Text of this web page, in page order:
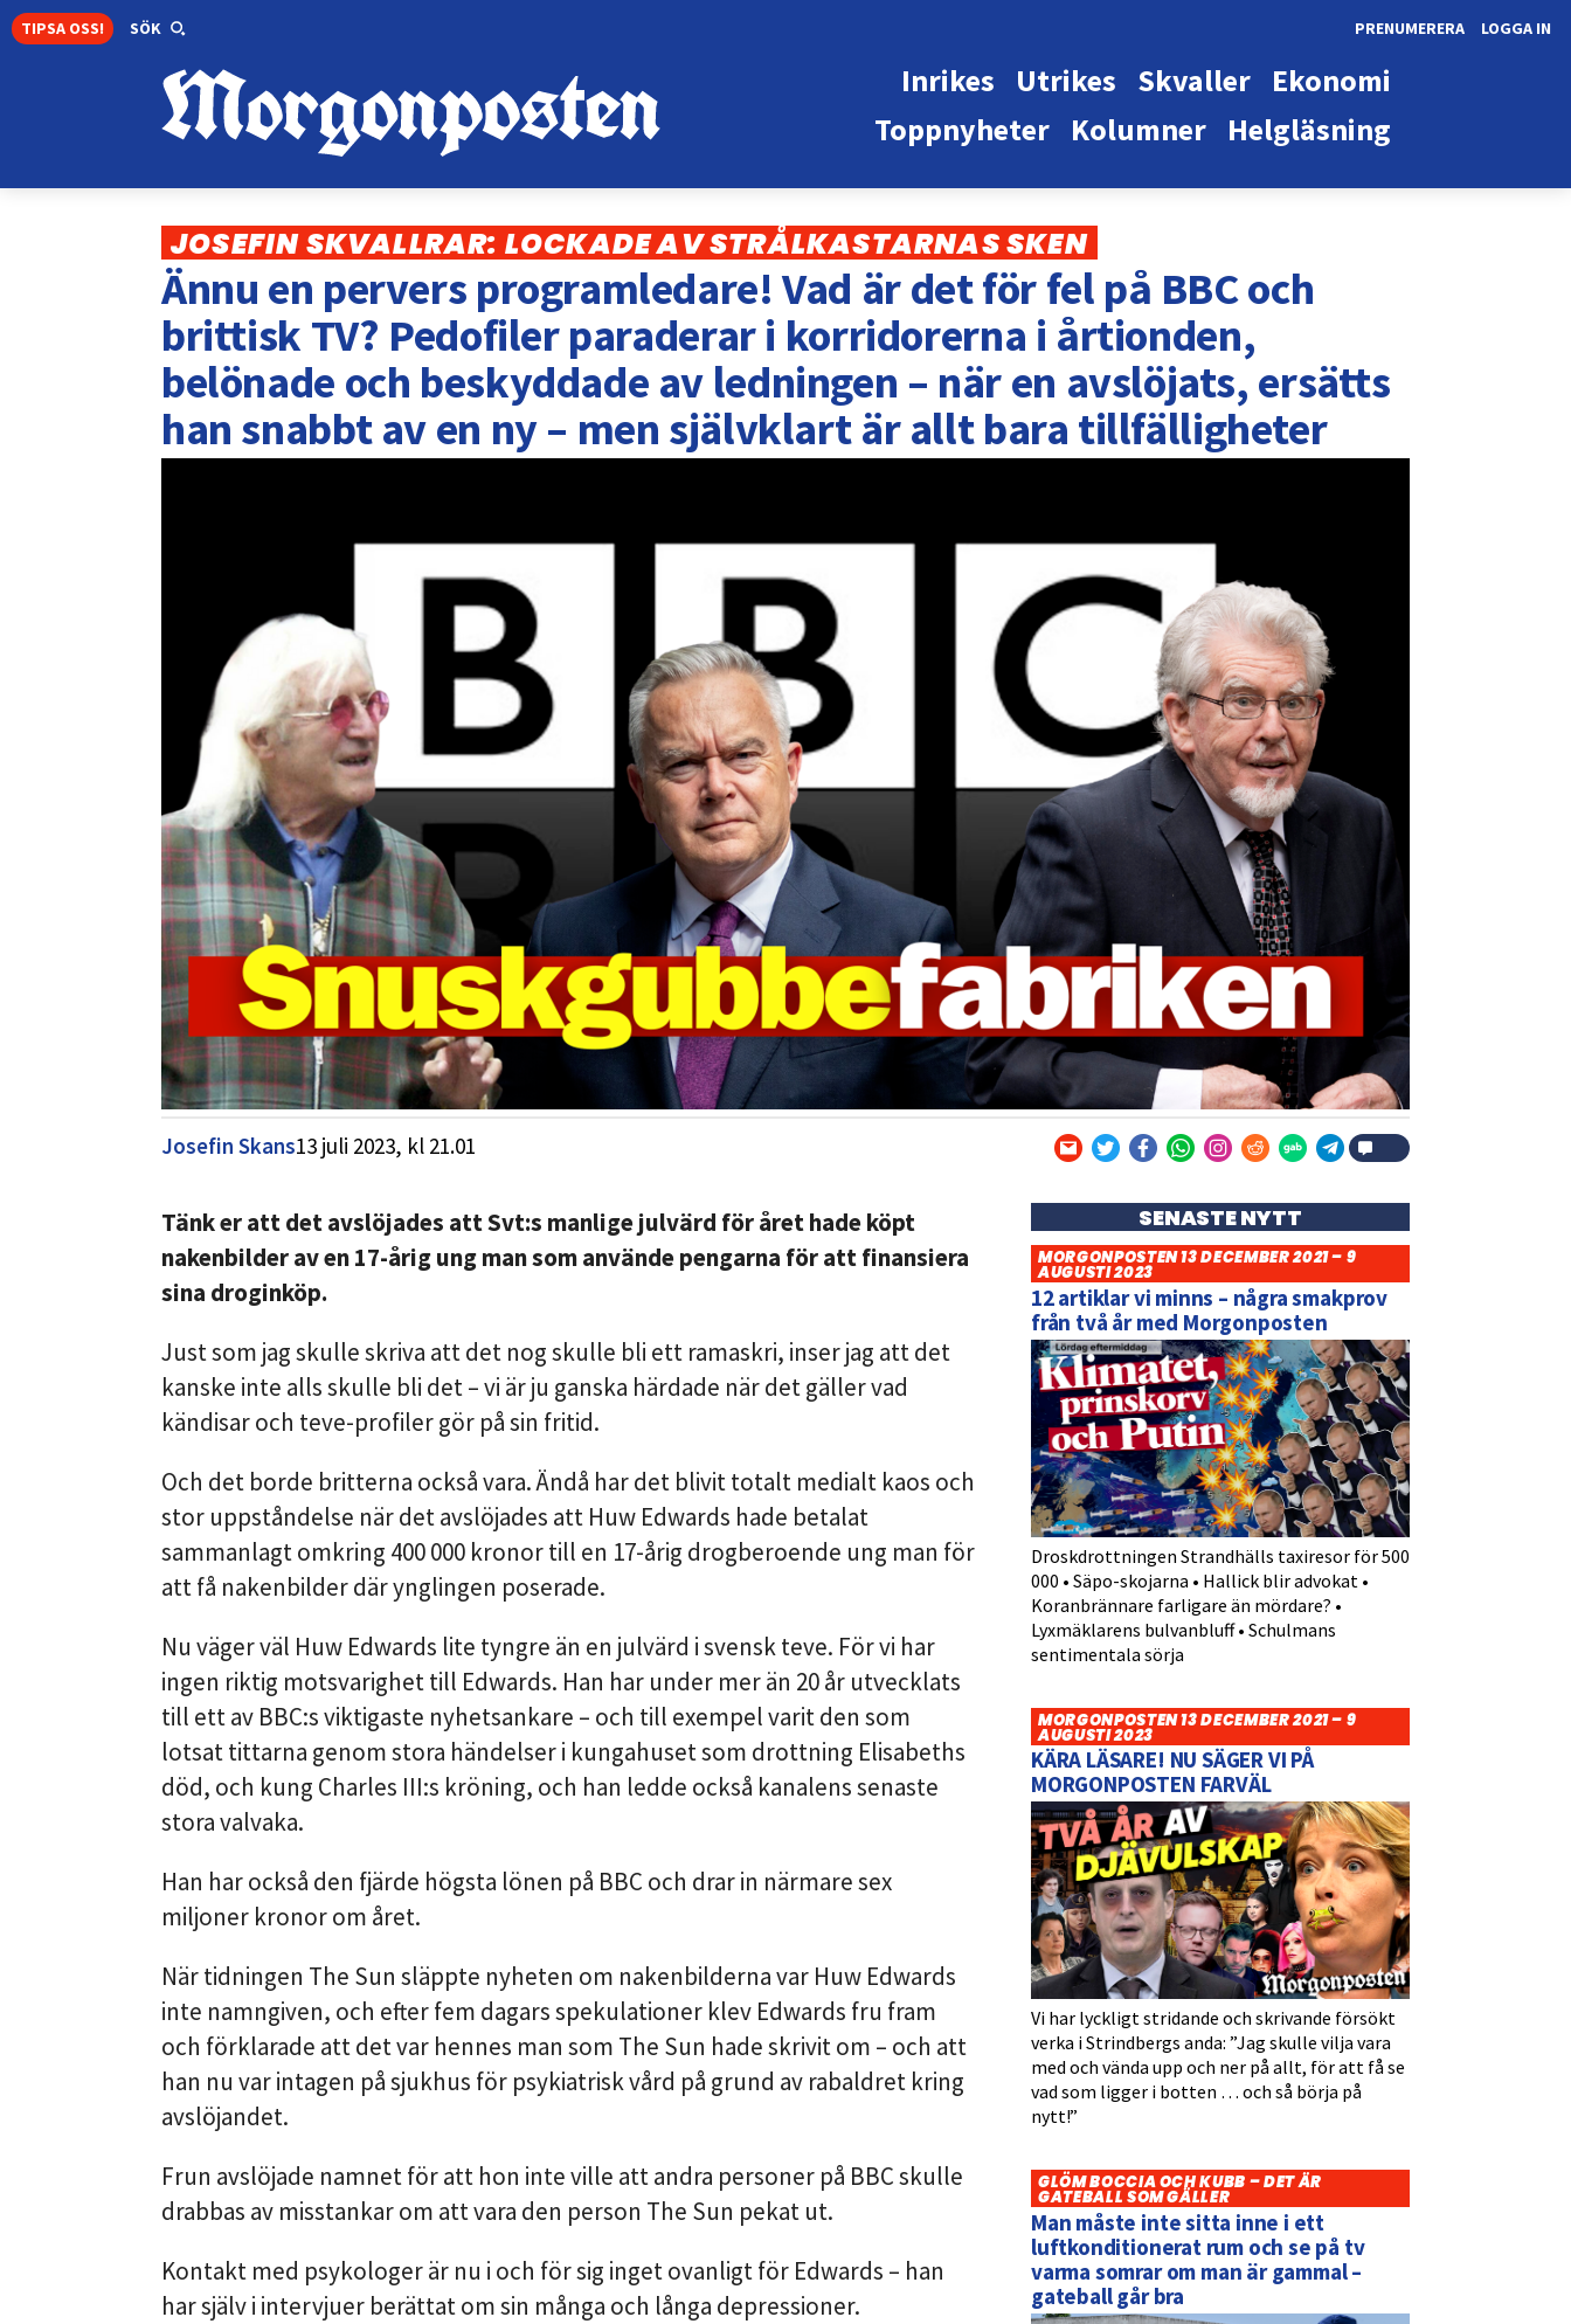
TIPSA OSS! SÖK LOGGA IN
PRENUMERERA
Ekonomi
Skvaller
Utrikes
Inrikes
Helgläsning
Kolumner
Toppnyheter
JOSEFIN SKVALLRAR: LOCKADE AV STRÅLKASTARNAS SKEN
Ännu en pervers programledare! Vad är det för fel på BBC och
brittisk TV? Pedofiler paraderar i korridorerna i årtionden,
belönade och beskyddade av ledningen – när en avslöjats, ersätts
han snabbt av en ny – men självklart är allt bara tillfälligheter
Josefin Skans13 juli 2023, kl 21.01
Tänk er att det avslöjades att Svt:s manlige julvärd för året hade köpt
nakenbilder av en 17-årig ung man som använde pengarna för att finansiera
sina droginköp.
Just som jag skulle skriva att det nog skulle bli ett ramaskri, inser jag att det
kanske inte alls skulle bli det – vi är ju ganska härdade när det gäller vad
kändisar och teve-profiler gör på sin fritid.
Och det borde britterna också vara. Ändå har det blivit totalt medialt kaos och
stor uppståndelse när det avslöjades att Huw Edwards hade betalat
sammanlagt omkring 400 000 kronor till en 17-årig drogberoende ung man för
att få nakenbilder där ynglingen poserade.
Nu väger väl Huw Edwards lite tyngre än en julvärd i svensk teve. För vi har
ingen riktig motsvarighet till Edwards. Han har under mer än 20 år utvecklats
till ett av BBC:s viktigaste nyhetsankare – och till exempel varit den som
lotsat tittarna genom stora händelser i kungahuset som drottning Elisabeths
död, och kung Charles III:s kröning, och han ledde också kanalens senaste
stora valvaka.
Han har också den fjärde högsta lönen på BBC och drar in närmare sex
miljoner kronor om året.
När tidningen The Sun släppte nyheten om nakenbilderna var Huw Edwards
inte namngiven, och efter fem dagars spekulationer klev Edwards fru fram
och förklarade att det var hennes man som The Sun hade skrivit om – och att
han nu var intagen på sjukhus för psykiatrisk vård på grund av rabaldret kring
avslöjandet.
Frun avslöjade namnet för att hon inte ville att andra personer på BBC skulle
drabbas av misstankar om att vara den person The Sun pekat ut.
Kontakt med psykologer är nu i och för sig inget ovanligt för Edwards – han
har själv i intervjuer berättat om sin många och långa depressioner.
SENASTE NYTT
MORGONPOSTEN 13 DECEMBER 2021 – 9
AUGUSTI 2023
12 artiklar vi minns – några smakprov
från två år med Morgonposten
Droskdrottningen Strandhälls taxiresor för 500
000 • Säpo-skojarna • Hallick blir advokat •
Koranbrännare farligare än mördare? •
Lyxmäklarens bulvanbluff • Schulmans
sentimentala sörja
MORGONPOSTEN 13 DECEMBER 2021 – 9
AUGUSTI 2023
KÄRA LÄSARE! NU SÄGER VI PÅ
MORGONPOSTEN FARVÄL
Vi har lyckligt stridande och skrivande försökt
verka i Strindbergs anda: ”Jag skulle vilja vara
med och vända upp och ner på allt, för att få se
vad som ligger i botten … och så börja på
nytt!”
GLÖM BOCCIA OCH KUBB – DET ÄR
GATEBALL SOM GÄLLER
Man måste inte sitta inne i ett
luftkonditionerat rum och se på tv
varma somrar om man är gammal –
gateball går bra